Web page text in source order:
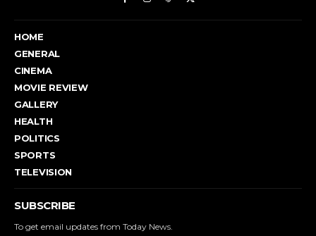
HOME
GENERAL
CINEMA
MOVIE REVIEW
GALLERY
HEALTH
POLITICS
SPORTS
TELEVISION
SUBSCRIBE
To get email updates from Today News.